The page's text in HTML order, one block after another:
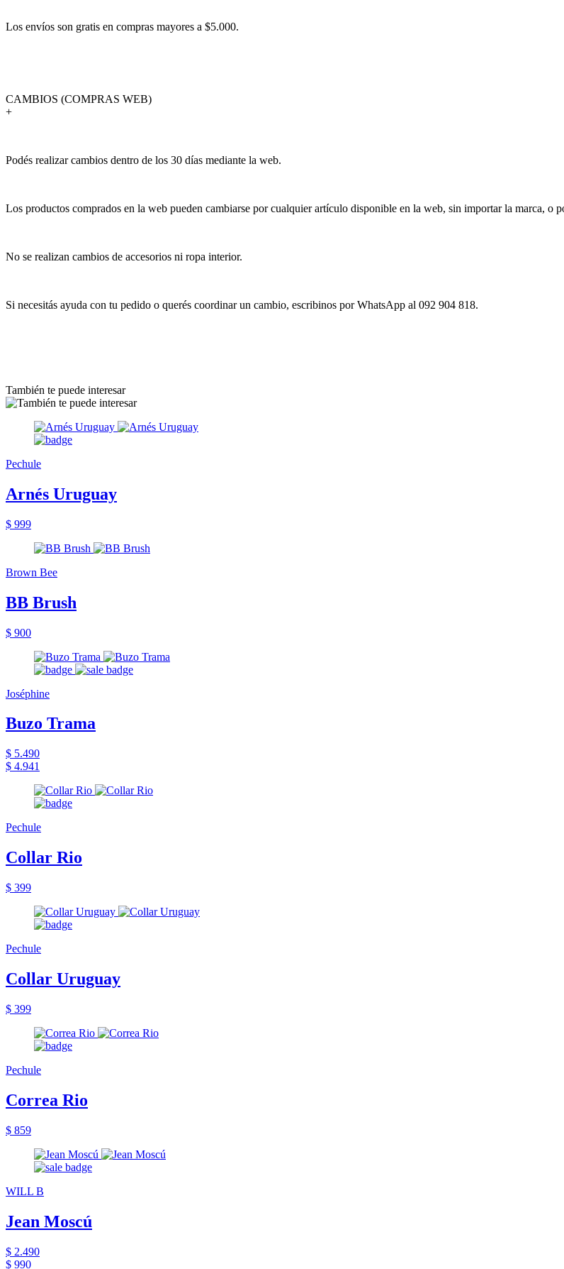
Los envíos son gratis en compras mayores a $5.000.
CAMBIOS (COMPRAS WEB)
+
Podés realizar cambios dentro de los 30 días mediante la web.
Los productos comprados en la web pueden cambiarse por cualquier artículo disponible en la web, sin importar la marca, o
No se realizan cambios de accesorios ni ropa interior.
Si necesitás ayuda con tu pedido o querés coordinar un cambio, escribinos por WhatsApp al 092 904 818.
También te puede interesar
Pechule
Arnés Uruguay
$ 999
Brown Bee
BB Brush
$ 900
Joséphine
Buzo Trama
$ 5.490
$ 4.941
Pechule
Collar Rio
$ 399
Pechule
Collar Uruguay
$ 399
Pechule
Correa Rio
$ 859
WILL B
Jean Moscú
$ 2.490
$ 990